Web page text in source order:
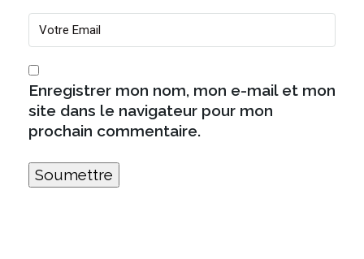
Enregistrer mon nom, mon e-mail et mon
site dans le navigateur pour mon
prochain commentaire.